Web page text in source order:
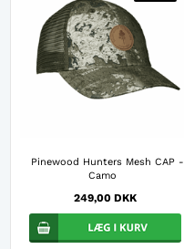
Pinewood Hunters Mesh CAP -
Camo
249,00 DKK